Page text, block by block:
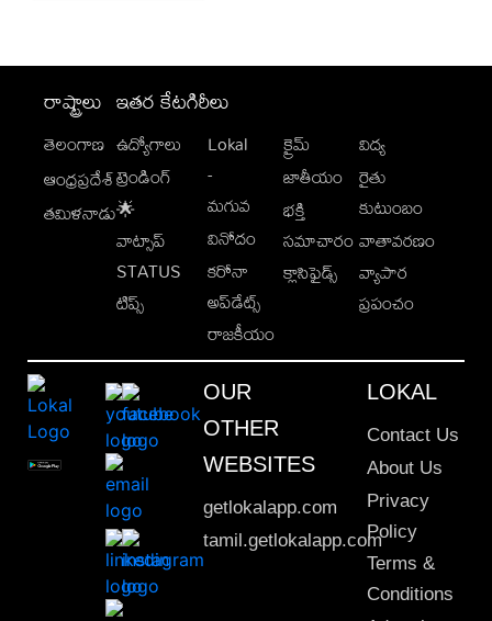
రాష్ట్రాలు
తెలంగాణ
ఆంధ్రప్రదేశ్
తమిళనాడు
ఇతర కేటగిరీలు
ఉద్యోగాలు
ట్రెండింగ్
🌟
వాట్సాప్
STATUS
టిప్స్
Lokal
-
మగువ
వినోదం
కరోనా
అప్‌డేట్స్
రాజకీయం
క్రైమ్
జాతీయం
భక్తి
సమాచారం
క్లాసిఫైడ్స్
విద్య
రైతు
కుటుంబం
వాతావరణం
వ్యాపార
ప్రపంచం
OUR
OTHER
WEBSITES
getlokalapp.com
tamil.getlokalapp.com
LOKAL
Contact Us
About Us
Privacy
Policy
Terms &
Conditions